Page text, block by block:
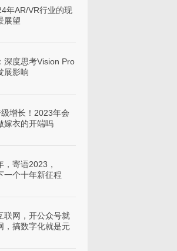
年AR/VR行业的现
展望
深度思考Vision Pro
展影响
增长！2023年会
嫁衣的开端吗
，寄语2023，
一个十年新征程
联网，开公众号就
，搞数字化就是元